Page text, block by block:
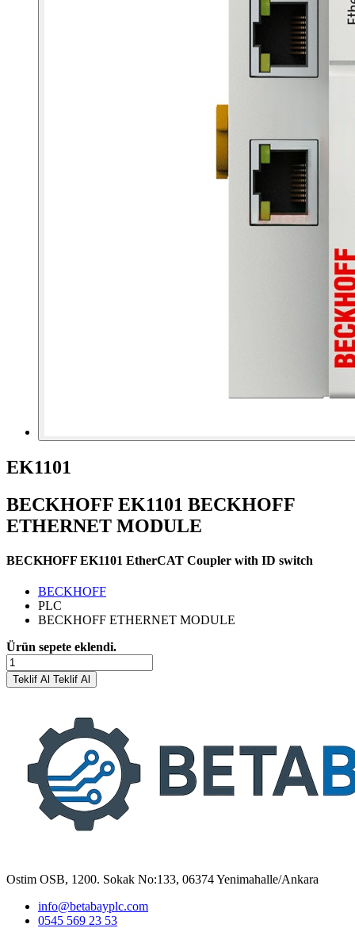
EK1101
BECKHOFF EK1101 BECKHOFF
ETHERNET MODULE
BECKHOFF EK1101 EtherCAT Coupler with ID switch
BECKHOFF
PLC
BECKHOFF ETHERNET MODULE
Ürün sepete eklendi.
Teklif Al Teklif Al
Ostim OSB, 1200. Sokak No:133, 06374 Yenimahalle/Ankara
info@betabayplc.com
0545 569 23 53